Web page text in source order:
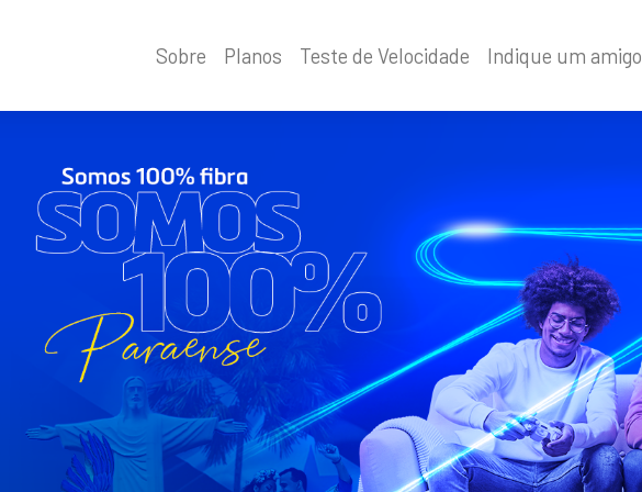
Sobre Planos Teste de Velocidade Indique um amigo